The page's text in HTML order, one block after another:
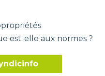
est-elle aux normes ?